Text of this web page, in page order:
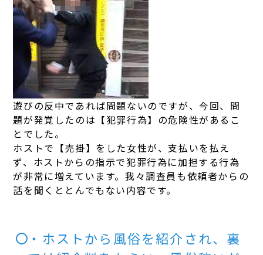
遊びの反中であれば問題ないのですが、今回、問
題が発覚したのは【犯罪行為】の危険性があるこ
とでした。
ホストで【売掛】をした女性が、支払いを払え
ず、ホストからの指示で犯罪行為に加担する行為
が非常に増えています。我々調査員も依頼者からの
話を聞くととんでもない内容です。
・ホストから風俗を紹介され、裏